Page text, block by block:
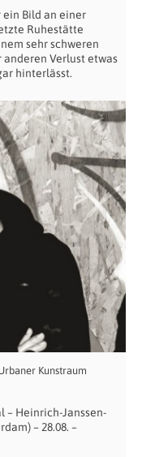
Bild an einer
Ruhestätte
sehr schweren
anderen Verlust etwas
hinterlässt.
Kunstraum
– Heinrich-Janssen-
– 28.08. –